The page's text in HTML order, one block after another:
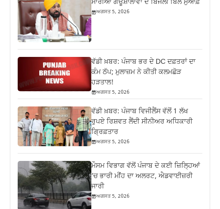
ਸਾਰੀਆਂ ਗਊਸ਼ਾਲਾਵਾਂ ਦੇ ਬਿਜਲੀ ਬਿੱਲ ਮੁਆਫ਼
ਅਗਸਤ 5, 2026
ਵੱਡੀ ਖ਼ਬਰ: ਪੰਜਾਬ ਭਰ ਦੇ DC ਦਫ਼ਤਰਾਂ ਦਾ
ਕੰਮ ਠੱਪ; ਮੁਲਾਜ਼ਮ ਨੇ ਕੀਤੀ ਕਲਮਛੋੜ
ਹੜਤਾਲ!
ਅਗਸਤ 5, 2026
ਵੱਡੀ ਖ਼ਬਰ: ਪੰਜਾਬ ਵਿਜੀਲੈਂਸ ਵੱਲੋਂ 1 ਲੱਖ
ਰੁਪਏ ਰਿਸ਼ਵਤ ਲੈਂਦੀ ਸੀਨੀਅਰ ਅਧਿਕਾਰੀ
ਗ੍ਰਿਫ਼ਤਾਰ
ਅਗਸਤ 5, 2026
ਮੌਸਮ ਵਿਭਾਗ ਵੱਲੋਂ ਪੰਜਾਬ ਦੇ ਕਈ ਜ਼‍ਿਲ੍ਹਿਆਂ
‘ਚ ਭਾਰੀ ਮੀਂਹ ਦਾ ਅਲਰਟ, ਐਡਵਾਈਜ਼ਰੀ
ਜਾਰੀ
ਅਗਸਤ 5, 2026